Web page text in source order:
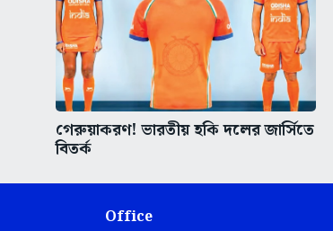
গেরুয়াকরণ! ভারতীয় হকি দলের জার্সিতে
বিতর্ক
Office